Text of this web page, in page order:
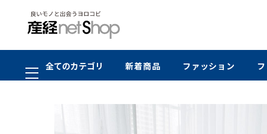
全てのカテゴリ 新着商品 ファッション